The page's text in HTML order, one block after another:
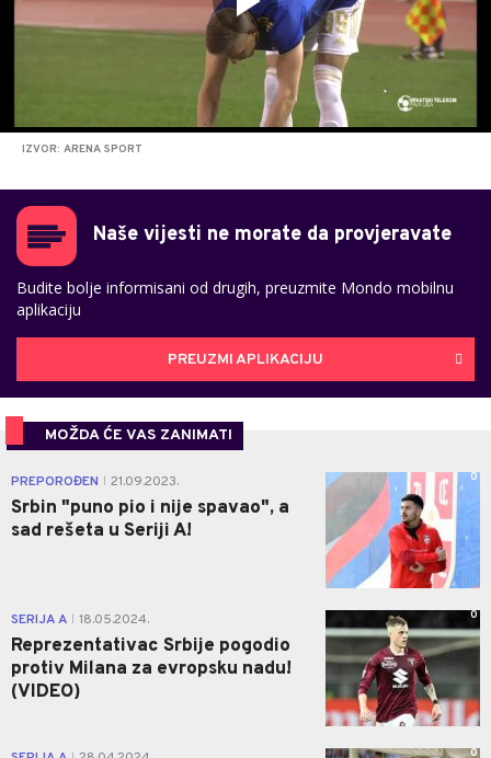
IZVOR: ARENA SPORT
Naše vijesti ne morate da provjeravate
Budite bolje informisani od drugih, preuzmite Mondo mobilnu
aplikaciju
PREUZMI APLIKACIJU
MOŽDA ĆE VAS ZANIMATI
PREPOROĐEN 21.09.2023.
Srbin "puno pio i nije spavao", a
sad rešeta u Seriji A!
0
SERIJA A 18.05.2024.
Reprezentativac Srbije pogodio
protiv Milana za evropsku nadu!
(VIDEO)
0
0